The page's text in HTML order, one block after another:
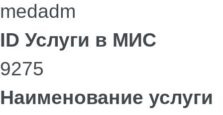
medadm
ID Услуги в МИС
9275
Наименование услуги